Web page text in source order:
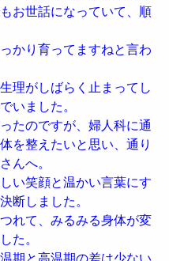
お世話になっていて、順
かり育ってますねと言わ
理がしばらく止まってし
いました。
たのですが、婦人科に通
を整えたいと思い、通り
んへ。
い笑顔と温かい言葉にす
断しました。
れて、みるみる身体が変
た。
期と高温期の差は少ない